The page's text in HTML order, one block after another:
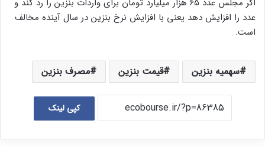
اگر مجلس عدد ۶۵ هزار میلیارد تومان برای واردات بنزین را رد کند و
عدد را افزایش دهد یعنی با افزایش نرخ بنزین در سال آینده مخالف
است.
سهمیه بنزین قیمت بنزین مصرف بنزین
کپی لینک